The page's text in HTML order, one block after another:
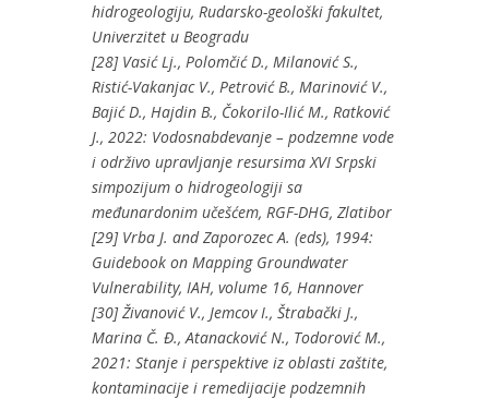
hidrogeologiju, Rudarsko-geološki fakultet,
Univerzitet u Beogradu
[28] Vasić Lj., Polomčić D., Milanović S.,
Ristić-Vakanjac V., Petrović B., Marinović V.,
Bajić D., Hajdin B., Čokorilo-Ilić M., Ratković
J., 2022: Vodosnabdevanje – podzemne vode
i održivo upravljanje resursima XVI Srpski
simpozijum o hidrogeologiji sa
međunardonim učešćem, RGF-DHG, Zlatibor
[29] Vrba J. and Zaporozec A. (eds), 1994:
Guidebook on Mapping Groundwater
Vulnerability, IAH, volume 16, Hannover
[30] Živanović V., Jemcov I., Štrabački J.,
Marina Č. Đ., Atanacković N., Todorović M.,
2021: Stanje i perspektive iz oblasti zaštite,
kontaminacije i remedijacije podzemnih